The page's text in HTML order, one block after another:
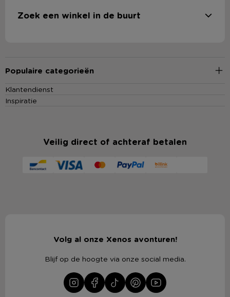
Zoek een winkel in de buurt
Populaire categorieën
Klantendienst
Inspiratie
Veilig direct of achteraf betalen
Volg al onze Xenos avonturen!
Blijf op de hoogte via onze social media.